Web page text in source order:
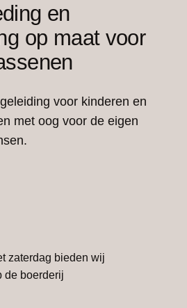
en
op maat voor
voor kinderen en
met oog voor de eigen
zaterdag bieden wij
de boerderij